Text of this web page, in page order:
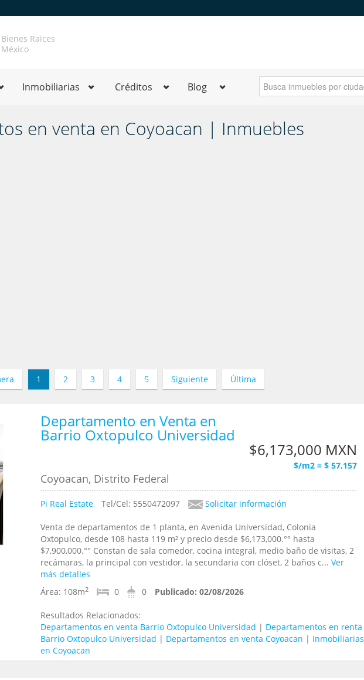
Bienes Raices
México
Inmobiliarias Créditos Blog
en venta en Coyoacan | Inmuebles
1 2 3 4 5 Siguiente Última
Departamento en Venta en
Barrio Oxtopulco Universidad
$6,173,000 MXN
$/m2 = $ 57,157
Coyoacan, Distrito Federal
Pi Real Estate Tel/Cel: 5550472097 Solicitar información
Venta de departamentos de 1 planta, en Avenida Universidad, Colonia
Oxtopulco, desde 108 hasta 119 m² y precio desde $6,173,000.°° hasta
$7,900,000.°° Constan de sala comedor, cocina integral, medio baño de visitas, 2
recámaras, la principal con vestidor, la secundaria con clóset, 2 baños c... Ver
más detalles
Área: 108m2 0 0 Publicado: 02/08/2026
Resultados Relacionados:
Departamentos en venta Barrio Oxtopulco Universidad | Departamentos en renta
Barrio Oxtopulco Universidad | Departamentos en venta Coyoacan | Inmobiliarias
en Coyoacan